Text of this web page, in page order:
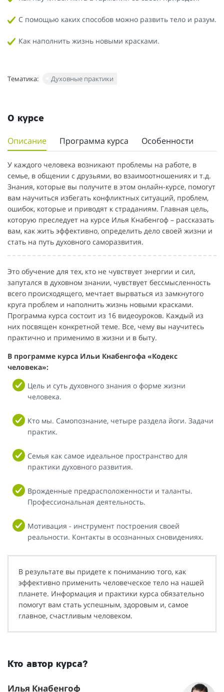
С помощью каких способов можно развить тело и разум.
Как наполнить жизнь новыми красками.
Тематика: Духовные практики
О курсе
Описание Программа курса Особенности
У каждого человека возникают проблемы на работе, в
семье, в общении с друзьями, во взаимоотношениях и т.д.
Знания, которые вы получите в этом онлайн-курсе, помогут
вам научиться избегать конфликтных ситуаций, проблем,
ошибок, которые и приводят к страданиям. Главная цель,
которую преследует на курсе Илья Кнабенгоф – рассказать
вам, как жить эффективно, определить дело своей жизни и
стать на путь духовного саморазвития.
Это обучение для тех, кто не чувствует энергии и сил,
запутался в духовном знании, чувствует бессмысленность
всего происходящего, мечтает вырваться из замкнутого
круга проблем и наполнить жизнь новыми красками.
Программа курса состоит из 16 видеоуроков. Каждый из
них посвящен конкретной теме. Все, чему вы научитесь
практично и применимо в жизни и в быту.
В программе курса Ильи Кнабенгофа «Кодекс
человека»:
Цель и суть духовного знания о форме жизни
человека.
Кто мы. Самопознание, четыре раздела йоги. Задачи
практик.
Семья как самое идеальное пространство для
практики духовного развития.
Врожденные предрасположенности и таланты.
Профессиональная деятельность.
Мотивация - инструмент построения своей
реальности. Контакты в осознанных сновидениях.
В результате вы придете к пониманию того, как
эффективно применить человеческое тело на нашей
планете. Информация и практики курса обязательно
помогут вам стать успешным, здоровым и, самое
главное, счастливым человеком.
Кто автор курса?
Илья Кнабенгоф